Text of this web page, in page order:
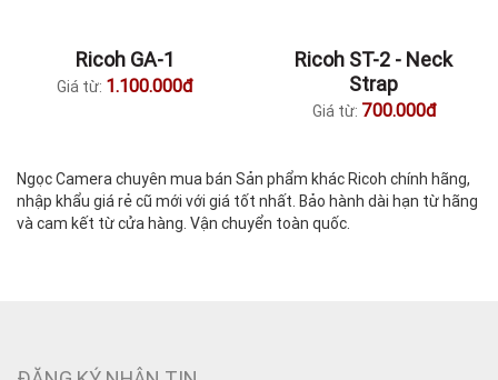
Ricoh GA-1
Giá từ: 1.100.000đ
Ricoh ST-2 - Neck
Strap
Giá từ: 700.000đ
Ngọc Camera chuyên mua bán Sản phẩm khác Ricoh chính hãng,
nhập khẩu giá rẻ cũ mới với giá tốt nhất. Bảo hành dài hạn từ hãng
và cam kết từ cửa hàng. Vận chuyển toàn quốc.